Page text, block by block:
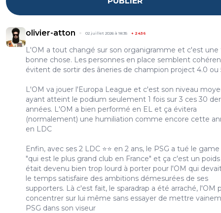
olivier-atton 02 juillet 2026 à 18:35 + 2436
L'OM a tout changé sur son organigramme et c'est une
bonne chose. Les personnes en place semblent
évitent de sortir des âneries de champion project 4.0 ou
L'OM va jouer l'Europa League et c'est son niveau
ayant atteint le podium seulement 1 fois sur 3 ces 30
années. L'OM a bien performé en EL et ça évitera
(normalement) une humiliation comme encore cette
en LDC
Enfin, avec ses 2 LDC ⭐⭐ en 2 ans, le PSG a tué le
"qui est le plus grand club en France" et ça c'est un
était devenu bien trop lourd à porter pour l'OM qui
le temps satisfaire des ambitions démesurées de ses
supporters. Là c'est fait, le sparadrap a été arraché, l'OM
concentrer sur lui même sans essayer de mettre
PSG dans son viseur